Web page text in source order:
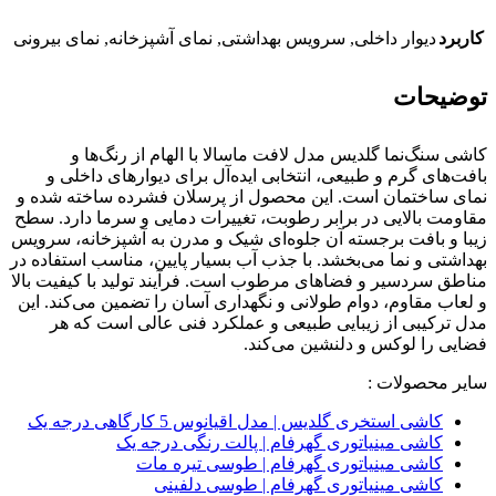
کاربرددیوار داخلی, سرویس بهداشتی, نمای آشپزخانه, نمای بیرونی
توضیحات
کاشی سنگ‌نما گلدیس مدل لافت ماسالا با الهام از رنگ‌ها و
بافت‌های گرم و طبیعی، انتخابی ایده‌آل برای دیوارهای داخلی و
نمای ساختمان است. این محصول از پرسلان فشرده ساخته شده و
مقاومت بالایی در برابر رطوبت، تغییرات دمایی و سرما دارد. سطح
زیبا و بافت برجسته آن جلوه‌ای شیک و مدرن به آشپزخانه، سرویس
بهداشتی و نما می‌بخشد. با جذب آب بسیار پایین، مناسب استفاده در
مناطق سردسیر و فضاهای مرطوب است. فرآیند تولید با کیفیت بالا
و لعاب مقاوم، دوام طولانی و نگهداری آسان را تضمین می‌کند. این
مدل ترکیبی از زیبایی طبیعی و عملکرد فنی عالی است که هر
فضایی را لوکس و دلنشین می‌کند.
سایر محصولات :
کاشی استخری گلدیس | مدل اقیانوس 5 کارگاهی درجه یک
کاشی مینیاتوری گهرفام | پالت رنگی درجه یک
کاشی مینیاتوری گهرفام | طوسی تیره مات
کاشی مینیاتوری گهرفام | طوسی دلفینی